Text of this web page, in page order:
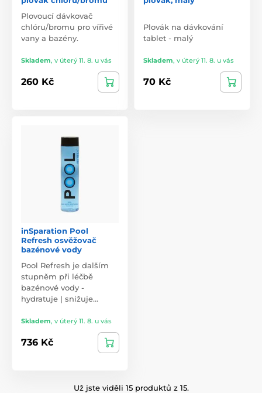
Plovoucí dávkovač
chlóru/bromu pro vířivé
vany a bazény.
Skladem, v úterý 11. 8. u vás
260 Kč
Plovák na dávkování
tablet - malý
Skladem, v úterý 11. 8. u vás
70 Kč
inSparation Pool
Refresh osvěžovač
bazénové vody
Pool Refresh je dalším
stupněm při léčbě
bazénové vody -
hydratuje | snižuje…
Skladem, v úterý 11. 8. u vás
736 Kč
Už jste viděli 15 produktů z 15.